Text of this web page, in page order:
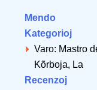
Mendo
Kategorioj
Varo: Mastro
Kõrboja, La
Recenzoj